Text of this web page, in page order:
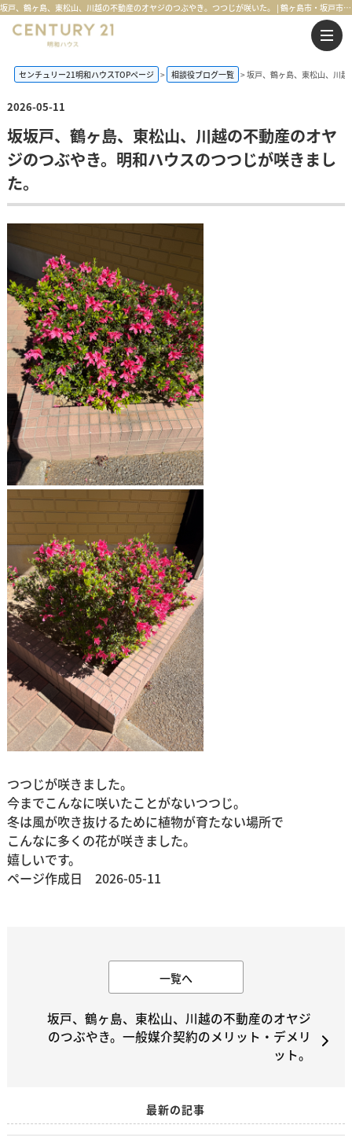
坂戸、鶴ヶ島、東松山、川越の不動産のオヤジのつぶやき。つつじが咲いた。 | 鶴ヶ島市・坂戸市・東松山市・川越市の不動産購入・不動産売却のことならセンチュリー21明和ハウス
センチュリー21明和ハウスTOPページ 相談役ブログ一覧 坂戸、鶴ヶ島、東松山、川
2026-05-11
坂坂戸、鶴ヶ島、東松山、川越の不動産のオヤ
ジのつぶやき。明和ハウスのつつじが咲きまし
た。
つつじが咲きました。
今までこんなに咲いたことがないつつじ。
冬は風が吹き抜けるために植物が育たない場所で
こんなに多くの花が咲きました。
嬉しいです。
ページ作成日 2026-05-11
一覧へ
坂戸、鶴ヶ島、東松山、川越の不動産のオヤジ
のつぶやき。一般媒介契約のメリット・デメリ
ット。
最新の記事